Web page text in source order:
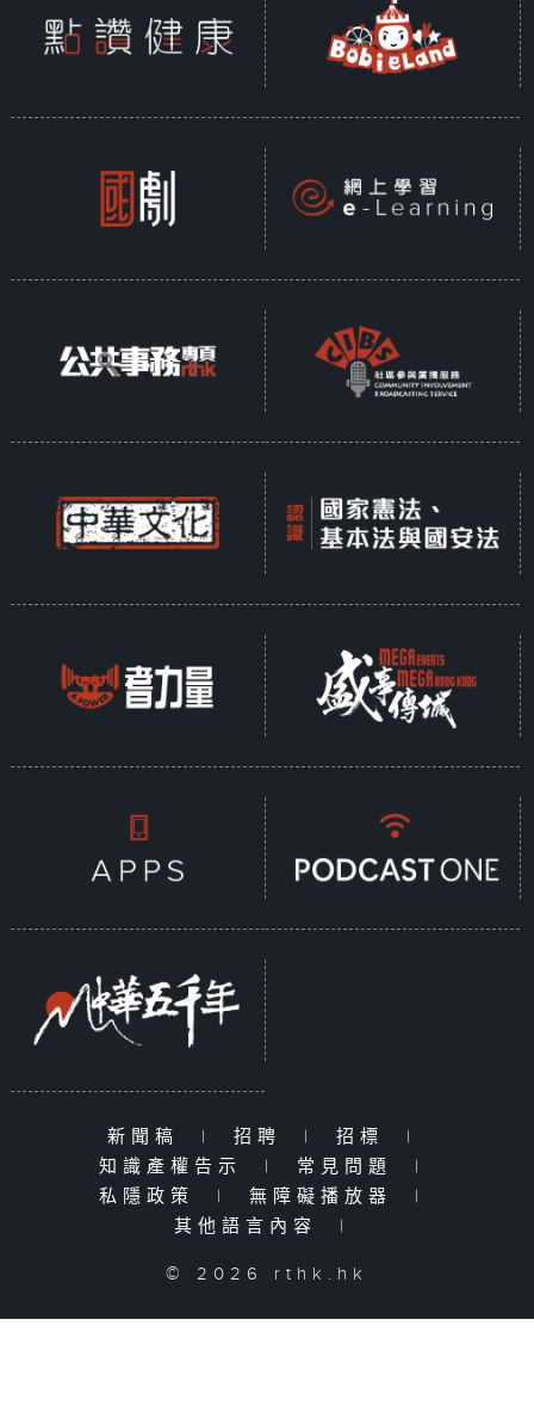
新聞稿 | 招聘 | 招標
|
知識產權告示
| 常見問題
|
私隱政策
| 無障礙播放器
|
其他語言內容
|
© 2026 rthk.hk